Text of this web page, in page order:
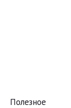
Полезное